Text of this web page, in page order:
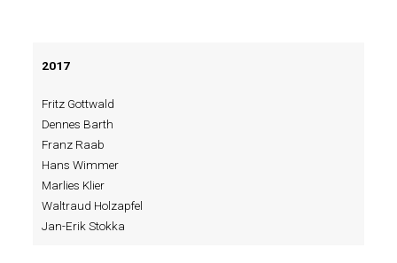
2017
Fritz Gottwald
Dennes Barth
Franz Raab
Hans Wimmer
Marlies Klier
Waltraud Holzapfel
Jan-Erik Stokka